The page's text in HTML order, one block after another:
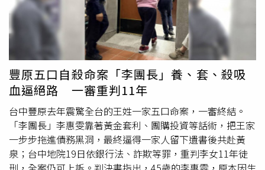
（圖／翻攝自安萃妍醫美新竹館臉書粉專）A小姐表示，實
際查詢「安萃妍醫美診所新竹館」相關資料，卻完全找不到
安萃妍的任何營業登記，甚至找不到相關Google地標，但
仔細看該粉專內容不僅發現除已知之「愛爾麗獨有晶瓷鑽」
技術外，粉專上其餘推廣醫美手術圖片右上角更清晰的壓上
「愛爾麗標誌」；粉專資訊透明度還可發現，該粉專原名為
「愛爾麗台中」，直到今年6月11日才被改名為「安萃妍醫
美 新竹館」。細看安萃妍醫美新竹館臉書粉專上也可以發
現，該粉專先前名稱為「愛爾麗診所 台中+」。（圖／翻攝
自安萃妍醫美新竹館臉書粉專）A小姐透露，不只如此，為
求謹慎，她主動與該粉專聯絡，詢問診所的確切位置，隨後
便有自稱是「小編雪莉」的工作人員為其服務，先是詢問過
豐原五口自殺命案「李團長」養、套、殺吸
血逼絕路 一審重判11年
台中豐原去年震驚全台的王姓一家五口命案，一審終結。
「李團長」李惠雯靠著黃金套利、團購投資等話術，把王家
一步步拖進債務黑洞，最終逼得一家人留下遺書後共赴黃
泉；台中地院19日依銀行法、詐欺等罪，重判李女11年徒